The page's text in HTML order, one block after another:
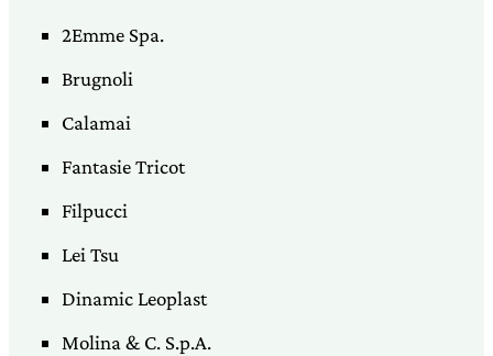
2Emme Spa.
Brugnoli
Calamai
Fantasie Tricot
Filpucci
Lei Tsu
Dinamic Leoplast
Molina & C. S.p.A.